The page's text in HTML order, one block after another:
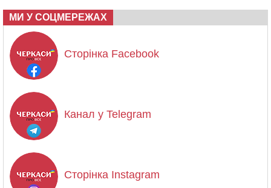
МИ У СОЦМЕРЕЖАХ
Сторінка Facebook
Канал у Telegram
Сторінка Instagram